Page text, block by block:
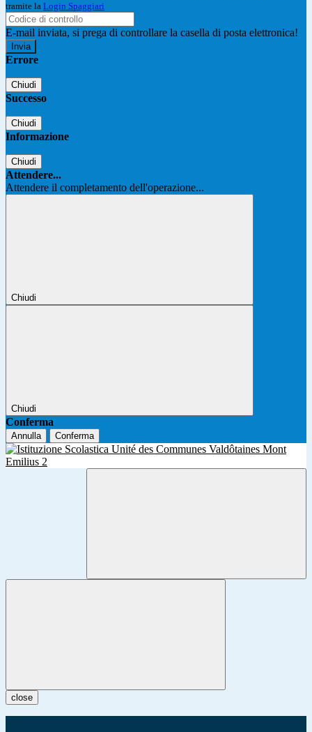
tramite la Login Spaggiari
E-mail inviata, si prega di controllare la casella di posta elettronica!
Errore
Chiudi
Successo
Chiudi
Informazione
Chiudi
Attendere...
Attendere il completamento dell'operazione...
Chiudi
Chiudi
Conferma
Annulla Conferma
close